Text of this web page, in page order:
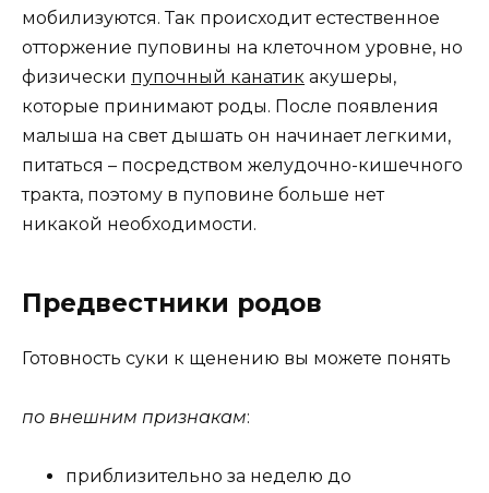
мобилизуются. Так происходит естественное
отторжение пуповины на клеточном уровне, но
физически пупочный канатик акушеры,
которые принимают роды. После появления
малыша на свет дышать он начинает легкими,
питаться – посредством желудочно-кишечного
тракта, поэтому в пуповине больше нет
никакой необходимости.
Предвестники родов
Готовность суки к щенению вы можете понять
по внешним признакам:
приблизительно за неделю до